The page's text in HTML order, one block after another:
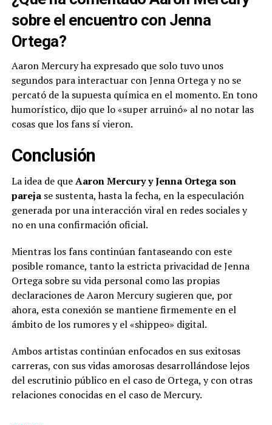
sobre el encuentro con Jenna
Ortega?
Aaron Mercury ha expresado que solo tuvo unos
segundos para interactuar con Jenna Ortega y no se
percató de la supuesta química en el momento. En tono
humorístico, dijo que lo «super arruinó» al no notar las
cosas que los fans sí vieron.
Conclusión
La idea de queAaron Mercury y Jenna Ortega son
parejase sustenta, hasta la fecha, en la especulación
generada por una interacción viral en redes sociales y
no en una confirmación oficial.
Mientras los fans continúan fantaseando con este
posible romance, tanto la estricta privacidad de Jenna
Ortega sobre su vida personal como las propias
declaraciones de Aaron Mercury sugieren que, por
ahora, esta conexión se mantiene firmemente en el
ámbito de los rumores y el «shippeo» digital.
Ambos artistas continúan enfocados en sus exitosas
carreras, con sus vidas amorosas desarrollándose lejos
del escrutinio público en el caso de Ortega, y con otras
relaciones conocidas en el caso de Mercury.